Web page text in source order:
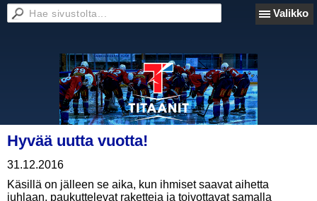
Valikko
Hyvää uutta vuotta!
31.12.2016
Käsillä on jälleen se aika, kun ihmiset saavat aihetta
juhlaan, paukuttelevat raketteja ja toivottavat samalla